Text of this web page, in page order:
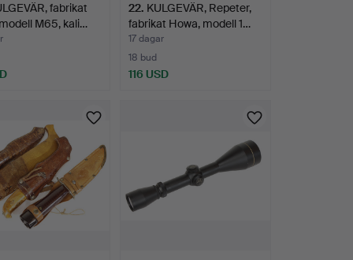
fabrikat
M65, kali…
22. KULGEVÄR, Repeter,
fabrikat Howa, modell 1…
17 dagar
18 bud
116 USD